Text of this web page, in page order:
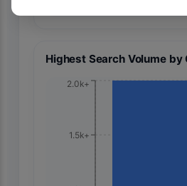
Highest Search Volume by
1.5k+
2.0k+